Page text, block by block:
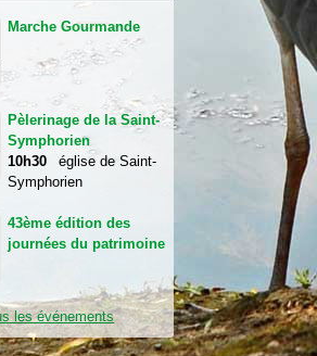
Marche Gourmande
Pèlerinage de la Saint-
Symphorien
10h30
église de Saint-
Symphorien
43ème édition des
journées du patrimoine
les événements